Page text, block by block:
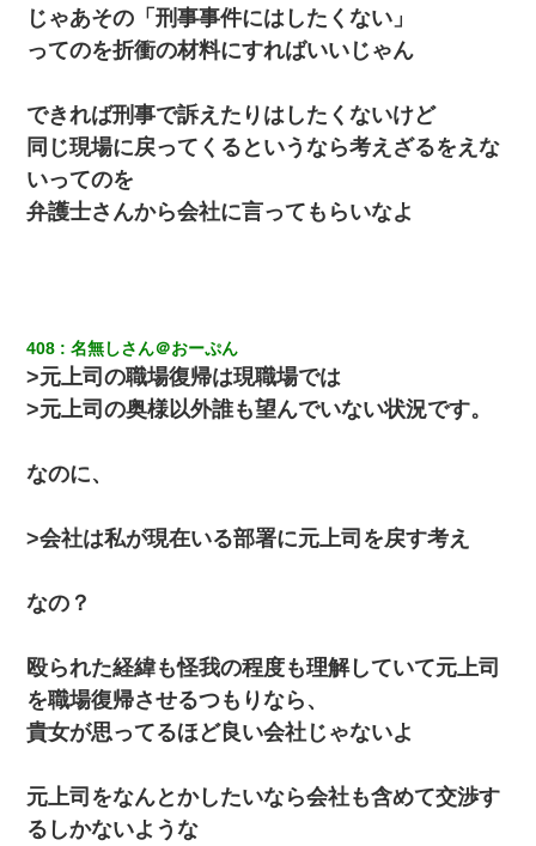
アパートのドアに『ハンザイ者！この人はさいあくの人です』と
張り紙が！大家「面倒はごめんだよ」私「はあ」→警察に行き、
見回りで犯人が捕まったが、それが…｜生活｜ヌルポあんてな
嫁が涙声で『会いたいね』とか言っているのが聞こえた。俺「こ
んな時間に誰と電話してんの？」嫁「ごめんなさい…！（大号
泣」俺（キターー）→
嫁が弁護士を連れてきて「悪いと思うなら慰謝料を払って離婚し
じゃあその「刑事事件にはしたくない」
ってのを折衝の材料にすればいいじゃん
できれば刑事で訴えたりはしたくないけど
同じ現場に戻ってくるというなら考えざるをえな
いってのを
弁護士さんから会社に言ってもらいなよ
408 名無しさん＠おーぷん
>元上司の職場復帰は現職場では
>元上司の奥様以外誰も望んでいない状況です。
なのに、
>会社は私が現在いる部署に元上司を戻す考え
なの？
殴られた経緯も怪我の程度も理解していて元上司
を職場復帰させるつもりなら、
貴女が思ってるほど良い会社じゃないよ
元上司をなんとかしたいなら会社も含めて交渉す
るしかないような